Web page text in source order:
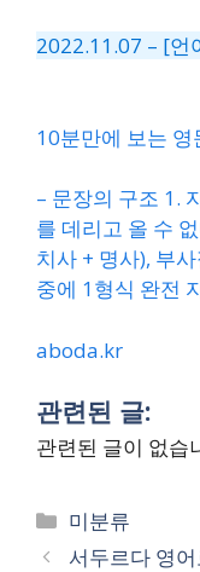
2022.11.07 – [언
10분만에 보는 영
– 문장의 구조 1.
를 데리고 올 수
치사 + 명사), 부
중에 1형식 완전
aboda.kr
관련된 글:
관련된 글이 없습
Categories
미분류
서두르다 영